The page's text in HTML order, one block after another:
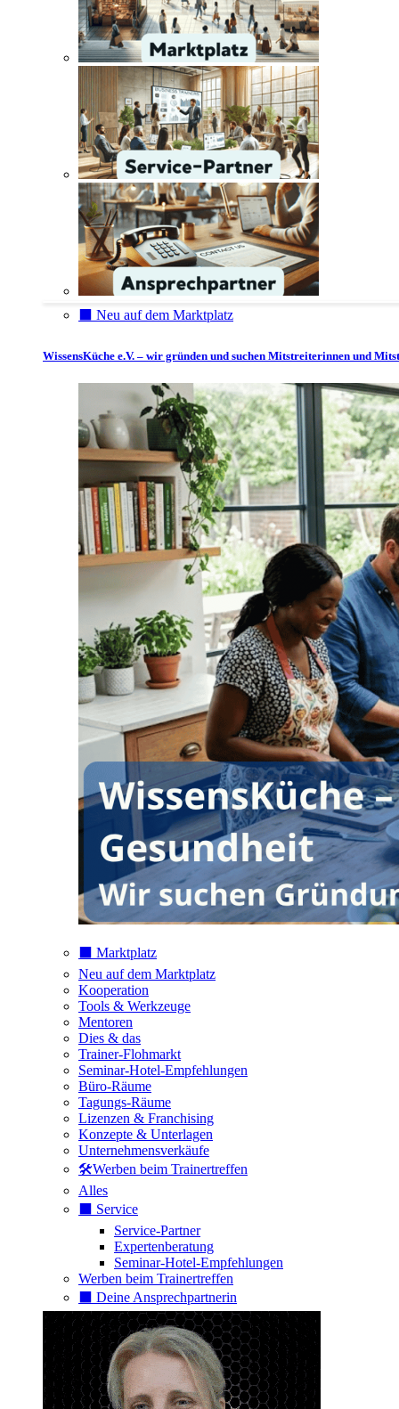
⬛️ Neu auf dem Marktplatz
WissensKüche e.V. – wir gründen und suchen Mitstreiterinnen und
⬛️ Marktplatz
Neu auf dem Marktplatz
Kooperation
Tools & Werkzeuge
Mentoren
Dies & das
Trainer-Flohmarkt
Seminar-Hotel-Empfehlungen
Büro-Räume
Tagungs-Räume
Lizenzen & Franchising
Konzepte & Unterlagen
Unternehmensverkäufe
🛠️Werben beim Trainertreffen
Alles
⬛️ Service
Service-Partner
Expertenberatung
Seminar-Hotel-Empfehlungen
Werben beim Trainertreffen
⬛️ Deine Ansprechpartnerin